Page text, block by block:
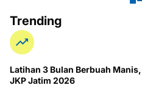
Trending
Latihan 3 Bulan Berbuah
JKP Jatim 2026